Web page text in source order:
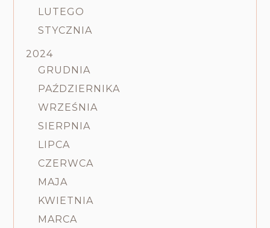
LUTEGO
STYCZNIA
2024
GRUDNIA
PAŹDZIERNIKA
WRZEŚNIA
SIERPNIA
LIPCA
CZERWCA
MAJA
KWIETNIA
MARCA